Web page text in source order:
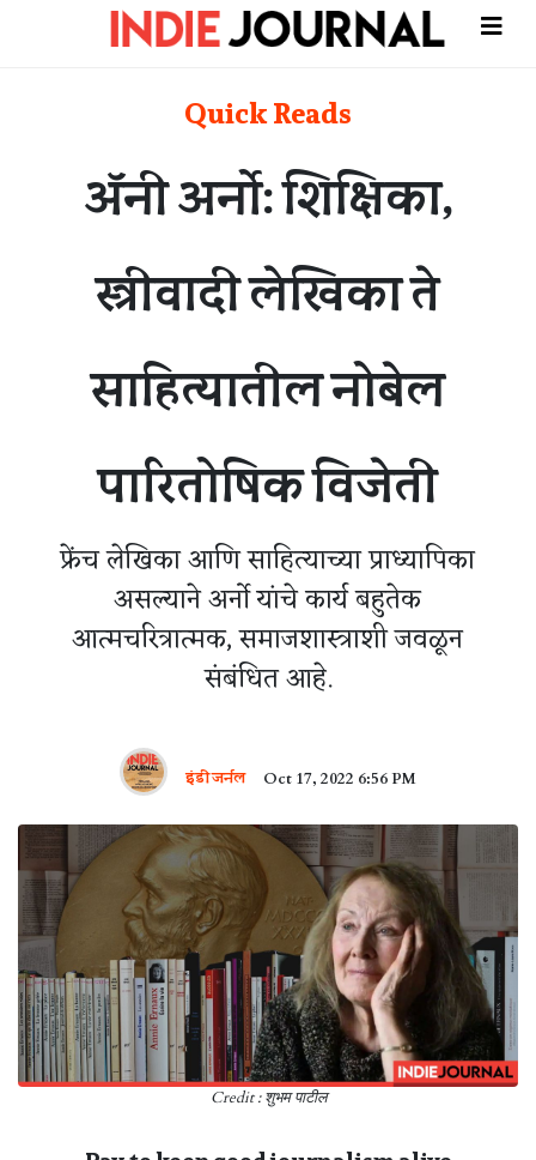
Quick Reads
अ‍ॅनी अर्नो: शिक्षिका,
स्त्रीवादी लेखिका ते
साहित्यातील नोबेल
पारितोषिक विजेती
फ्रेंच लेखिका आणि साहित्याच्या प्राध्यापिका
असल्याने अर्नो यांचे कार्य बहुतेक
आत्मचरित्रात्मक, समाजशास्त्राशी जवळून
संबंधित आहे.
इंडी जर्नल Oct 17, 2022 6:56 PM
Credit : शुभम पाटील